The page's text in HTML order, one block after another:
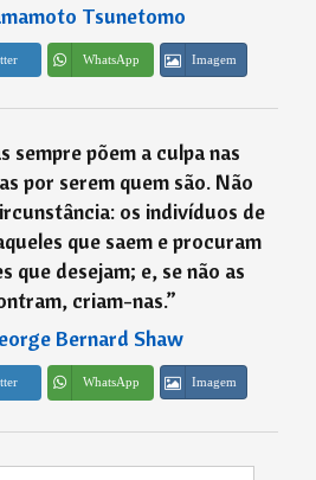
Tsunetomo
WhatsApp Imagem
sempre põem a culpa nas
por serem quem são. Não
os indivíduos de
que saem e procuram
que desejam; e, se não as
criam-nas.”
Bernard Shaw
WhatsApp Imagem